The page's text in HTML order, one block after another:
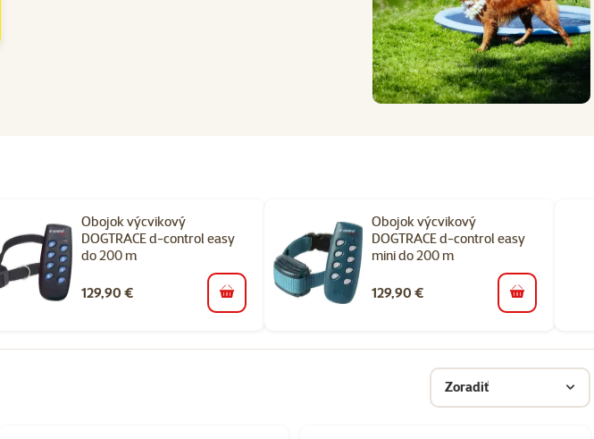
Obojok výcvikový
DOGTRACE d-control easy
do 200 m
129,90 € do košíka
Obojok výcvikový
DOGTRACE d-control easy
mini do 200 m
129,90 € do košíka
Zoradiť